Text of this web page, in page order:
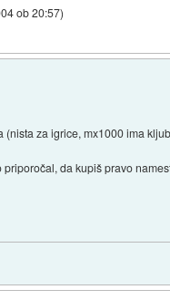
ob 20:57)
(nista za igrice, mx1000 ima
da kupiš pravo